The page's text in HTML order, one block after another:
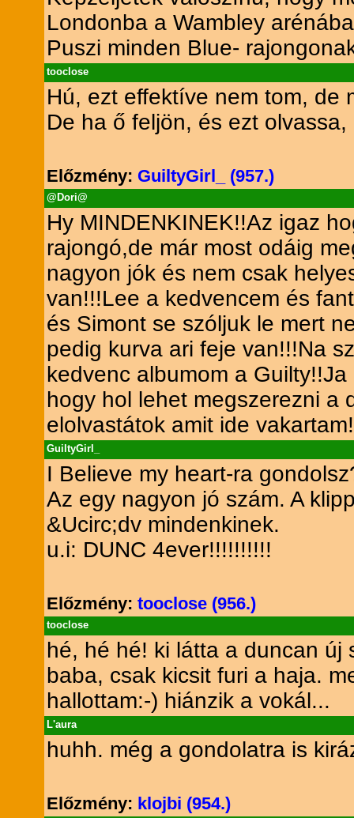
Londonba a Wambley
Puszi minden Blue-
tooclose
Hú, ezt effektíve nem tom, de
De ha ő feljön, és ezt
Előzmény: GuiltyGirl_ (957.)
@Dori@
Hy MINDENKINEK!!Az igaz
rajongó,de már most odáig
nagyon jók és nem csak
van!!!Lee a kedvencem és
és Simont se szóljuk le mert
pedig kurva ari feje van!!!Na
kedvenc albumom a
hogy hol lehet megszerezni a
elolvastátok amit ide
GuiltyGirl_
I Believe my heart-ra
Az egy nagyon jó szám. A
&Ucirc;dv mindenkinek.
u.i: DUNC 4ever!!!!!!!!!!
Előzmény: tooclose (956.)
tooclose
hé, hé hé! ki látta a duncan új
baba, csak kicsit furi a haja.
hallottam:-) hiánzik a vokál...
L'aura
huhh. még a gondolatra is
Előzmény: klojbi (954.)